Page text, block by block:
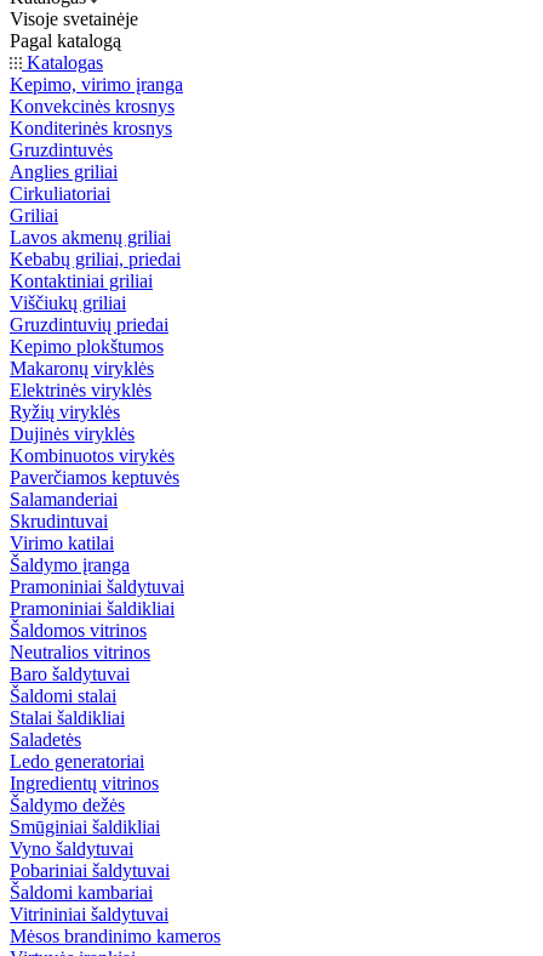
Visoje svetainėje
Pagal katalogą
Katalogas
Kepimo, virimo įranga
Konvekcinės krosnys
Konditerinės krosnys
Gruzdintuvės
Anglies griliai
Cirkuliatoriai
Griliai
Lavos akmenų griliai
Kebabų griliai, priedai
Kontaktiniai griliai
Viščiukų griliai
Gruzdintuvių priedai
Kepimo plokštumos
Makaronų viryklės
Elektrinės viryklės
Ryžių viryklės
Dujinės viryklės
Kombinuotos virykės
Paverčiamos keptuvės
Salamanderiai
Skrudintuvai
Virimo katilai
Šaldymo įranga
Pramoniniai šaldytuvai
Pramoniniai šaldikliai
Šaldomos vitrinos
Neutralios vitrinos
Baro šaldytuvai
Šaldomi stalai
Stalai šaldikliai
Saladetės
Ledo generatoriai
Ingredientų vitrinos
Šaldymo dežės
Smūginiai šaldikliai
Vyno šaldytuvai
Pobariniai šaldytuvai
Šaldomi kambariai
Vitrininiai šaldytuvai
Mėsos brandinimo kameros